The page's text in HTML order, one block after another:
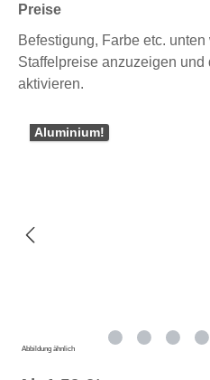
Preise
Befestigung, Farbe etc.
Staffelpreise anzuzeigen und
aktivieren.
Aluminium!
Abbildung ähnlich